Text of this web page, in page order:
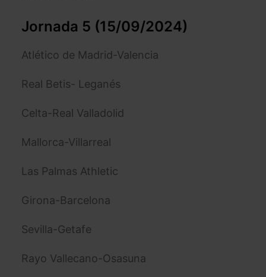
Jornada 5 (15/09/2024)
Atlético de Madrid-Valencia
Real Betis- Leganés
Celta-Real Valladolid
Mallorca-Villarreal
Las Palmas Athletic
Girona-Barcelona
Sevilla-Getafe
Rayo Vallecano-Osasuna